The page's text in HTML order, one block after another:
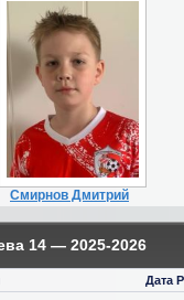
Смирнов Дмитрий
14 — 2025-2026
Дата